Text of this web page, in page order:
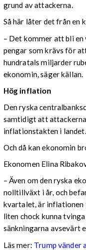
grund av attackerna.
Så här låter det från en
– Det kommer att bli en
pengar som krävs för
hundratals miljarder
ekonomin, säger källan.
Hög inflation
Den ryska
samtidigt att
inflationstakten i landet.
Och då kan ekonomin
Ekonomen Elina
– Även om den ryska
nolltillväxt i år, och
kvartalet, är
liten chock kunna
sänkningarna avsevärt
Läs mer: Trump vänder